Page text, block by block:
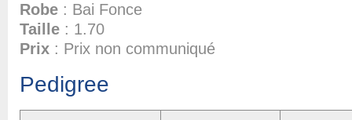
Robe : Bai Fonce
Taille : 1.70
Prix : Prix non communiqué
Pedigree